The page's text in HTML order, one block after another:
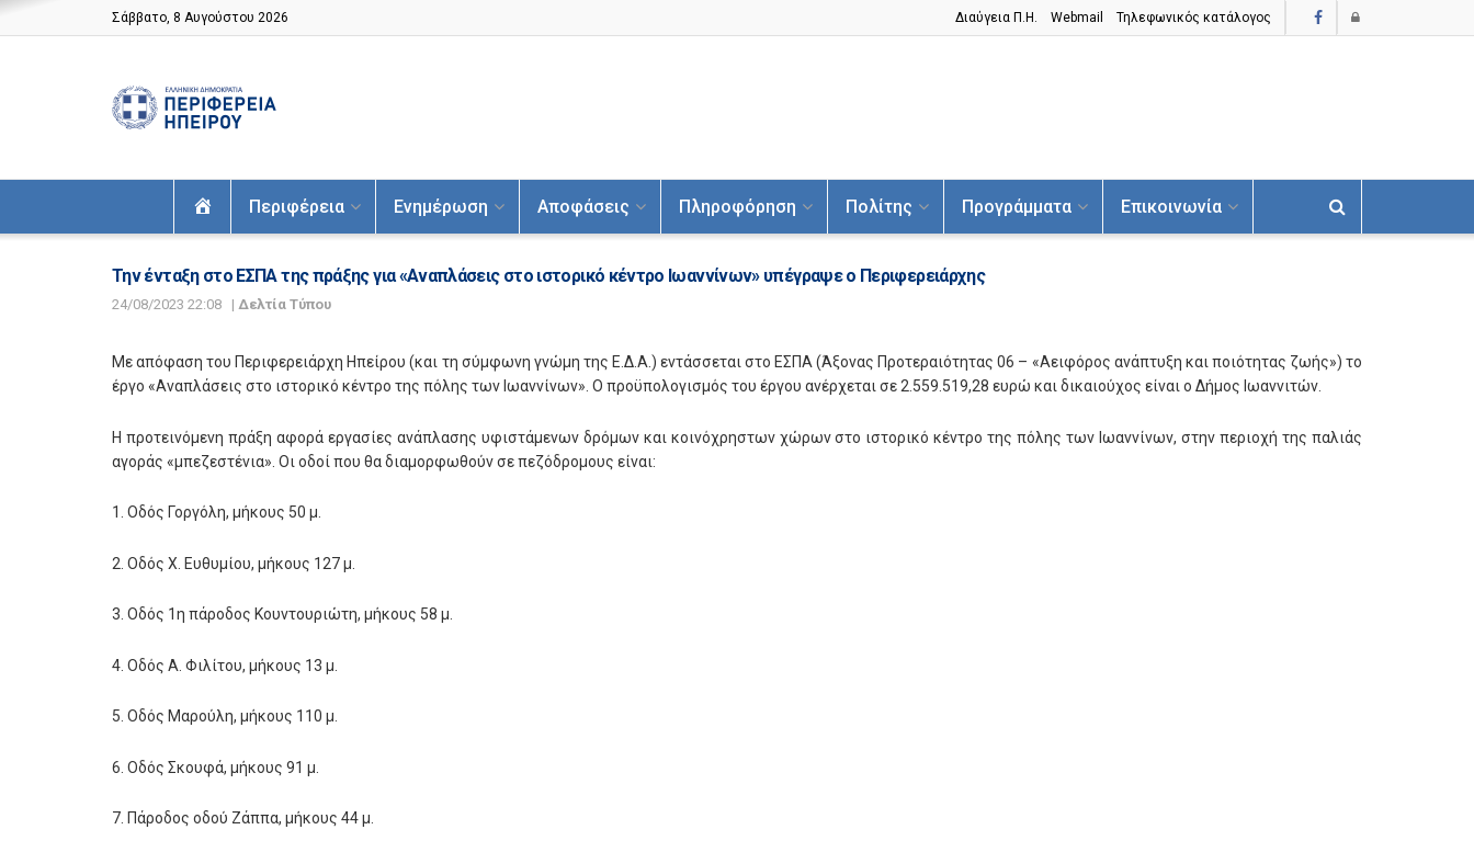
Σάββατο, 8 Αυγούστου 2026 Διαύγεια Π.H. Webmail Τηλεφωνικός κατάλογος
ΑρχικήΠεριφέρεια Ενημέρωση Αποφάσεις Πληροφόρηση Πολίτης Προγράμματα Επικοινωνία
Την ένταξη στο ΕΣΠΑ της πράξης για «Αναπλάσεις στο ιστορικό κέντρο Ιωαννίνων» υπέγραψε ο Περιφερειάρχης
24/08/2023 22:08 | Δελτία Τύπου
Με απόφαση του Περιφερειάρχη Ηπείρου (και τη σύμφωνη γνώμη της Ε.Δ.Α.) εντάσσεται στο ΕΣΠΑ (Άξονας Προτεραιότητας 06 – «Αειφόρος ανάπτυξη και ποιότητας ζωής») το
έργο «Αναπλάσεις στο ιστορικό κέντρο της πόλης των Ιωαννίνων». Ο προϋπολογισμός του έργου ανέρχεται σε 2.559.519,28 ευρώ και δικαιούχος είναι ο Δήμος Ιωαννιτών.
H προτεινόμενη πράξη αφορά εργασίες ανάπλασης υφιστάμενων δρόμων και κοινόχρηστων χώρων στο ιστορικό κέντρο της πόλης των Ιωαννίνων, στην περιοχή της παλιάς
αγοράς «μπεζεστένια». Οι οδοί που θα διαμορφωθούν σε πεζόδρομους είναι:
1. Οδός Γοργόλη, μήκους 50 μ.
2. Οδός Χ. Ευθυμίου, μήκους 127 μ.
3. Οδός 1η πάροδος Κουντουριώτη, μήκους 58 μ.
4. Οδός Α. Φιλίτου, μήκους 13 μ.
5. Οδός Μαρούλη, μήκους 110 μ.
6. Οδός Σκουφά, μήκους 91 μ.
7. Πάροδος οδού Ζάππα, μήκους 44 μ.